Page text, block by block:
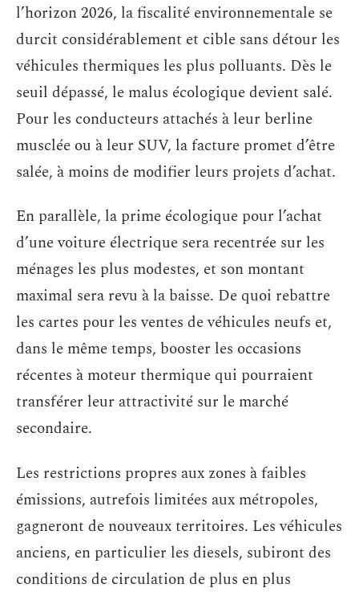
l’horizon 2026, la fiscalité environnementale se
durcit considérablement et cible sans détour les
véhicules thermiques les plus polluants. Dès le
seuil dépassé, le malus écologique devient salé.
Pour les conducteurs attachés à leur berline
musclée ou à leur SUV, la facture promet d’être
salée, à moins de modifier leurs projets d’achat.
En parallèle, la prime écologique pour l’achat
d’une voiture électrique sera recentrée sur les
ménages les plus modestes, et son montant
maximal sera revu à la baisse. De quoi rebattre
les cartes pour les ventes de véhicules neufs et,
dans le même temps, booster les occasions
récentes à moteur thermique qui pourraient
transférer leur attractivité sur le marché
secondaire.
Les restrictions propres aux zones à faibles
émissions, autrefois limitées aux métropoles,
gagneront de nouveaux territoires. Les véhicules
anciens, en particulier les diesels, subiront des
conditions de circulation de plus en plus